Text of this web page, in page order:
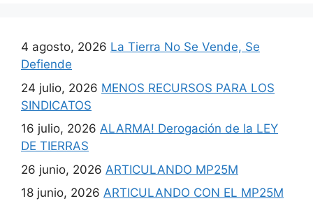
4 agosto, 2026 La Tierra No Se Vende, Se
Defiende
24 julio, 2026 MENOS RECURSOS PARA LOS
SINDICATOS
16 julio, 2026 ALARMA! Derogación de la LEY
DE TIERRAS
26 junio, 2026 ARTICULANDO MP25M
18 junio, 2026 ARTICULANDO CON EL MP25M